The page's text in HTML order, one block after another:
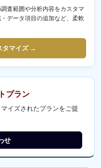
査範囲や分析内容をカスタマ
データ項目の追加など、柔軟
タマイズ →
プラン
イズされたプランをご提
せ